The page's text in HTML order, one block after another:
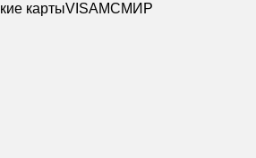
картыVISAMCМИР